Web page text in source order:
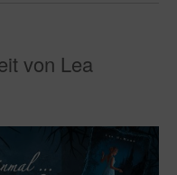
von Lea